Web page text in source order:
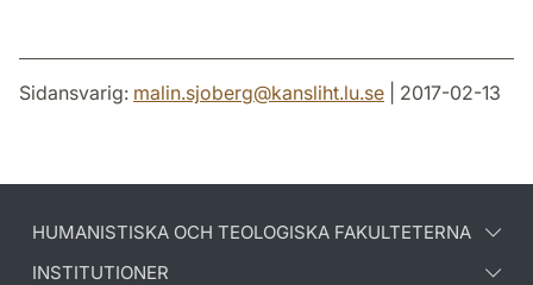
Sidansvarig: malin.sjoberg@kansliht.lu.se | 2017-02-13
HUMANISTISKA OCH TEOLOGISKA FAKULTETERNA
INSTITUTIONER